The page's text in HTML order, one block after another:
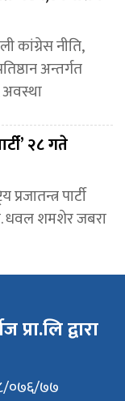
कांग्रेस नीति,
अन्तर्गत
२८ गते
पार्टी
धवल शमशेर जबरा
द्वारा
०७६/७७